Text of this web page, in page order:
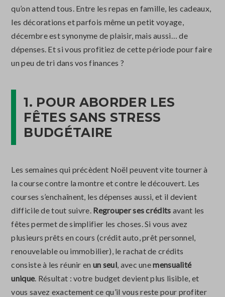
qu’on attend tous. Entre les repas en famille, les cadeaux,
les décorations et parfois même un petit voyage,
décembre est synonyme de plaisir, mais aussi… de
dépenses. Et si vous profitiez de cette période pour faire
un peu de tri dans vos finances ?
1. POUR ABORDER LES
FÊTES SANS STRESS
BUDGÉTAIRE
Les semaines qui précèdent Noël peuvent vite tourner à
la course contre la montre et contre le découvert. Les
courses s’enchaînent, les dépenses aussi, et il devient
difficile de tout suivre. Regrouper ses crédits avant les
fêtes permet de simplifier les choses. Si vous avez
plusieurs prêts en cours (crédit auto, prêt personnel,
renouvelable ou immobilier), le rachat de crédits
consiste à les réunir en un seul, avec unemensualité
unique. Résultat : votre budget devient plus lisible, et
vous savez exactement ce qu’il vous reste pour profiter